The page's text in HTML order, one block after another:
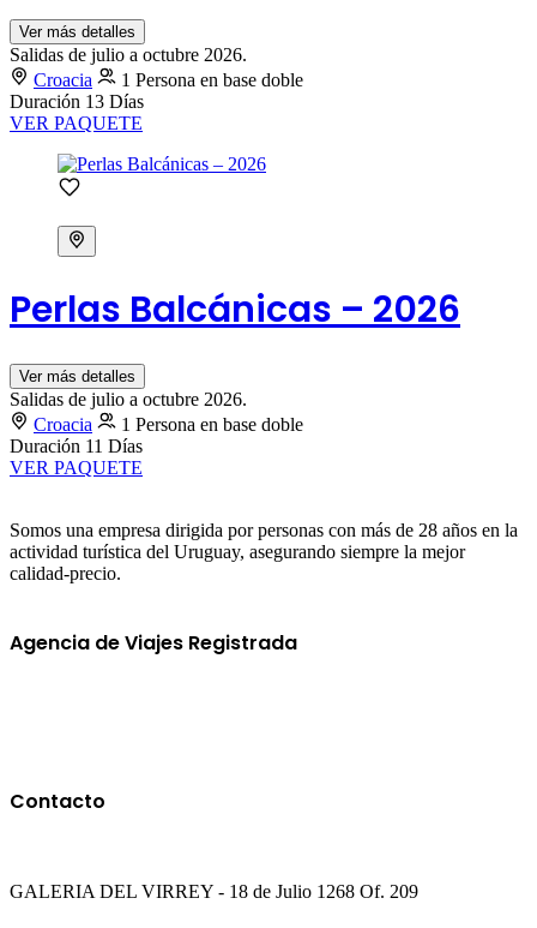
Ver más detalles
Salidas de julio a octubre 2026.
Croacia
1 Persona en base doble
Duración 13 Días
VER PAQUETE
Perlas Balcánicas – 2026
Ver más detalles
Salidas de julio a octubre 2026.
Croacia
1 Persona en base doble
Duración 11 Días
VER PAQUETE
Somos una empresa dirigida por personas con más de 28 años en la
actividad turística del Uruguay, asegurando siempre la mejor
calidad-precio.
Agencia de Viajes Registrada
Contacto
GALERIA DEL VIRREY - 18 de Julio 1268 Of. 209